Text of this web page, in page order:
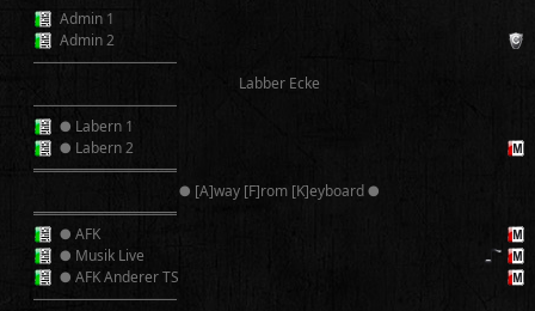
Admin 1
Admin 2
──────────
Labber Ecke
──────────
● Labern 1
● Labern 2
══════════
● [A]way [F]rom [K]eyboard ●
══════════
● AFK
● Musik Live
● AFK Anderer TS
──────────